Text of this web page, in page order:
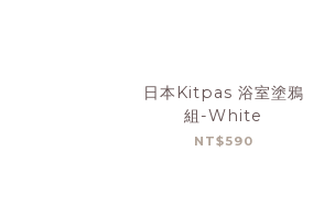
日本Kitpas 浴室塗鴉
組-White
NT$590